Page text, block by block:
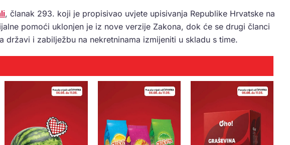
, članak 293. koji je propisivao uvjete upisivanja Republike Hrvatske na
pomoći uklonjen je iz nove verzije Zakona, dok će se drugi članci
državi i zabilježbu na nekretninama izmijeniti u skladu s time.